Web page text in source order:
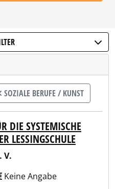
SOZIALE BERUFE / KUNST
DIE SYSTEMISCHE
LESSINGSCHULE
V.
Keine Angabe